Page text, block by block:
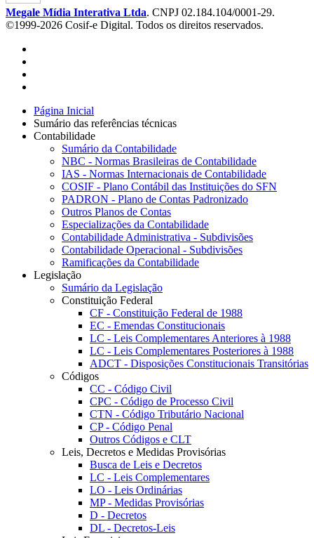
Megale Mídia Interativa Ltda. CNPJ 02.184.104/0001-29.
©1999-2026 Cosif-e Digital. Todos os direitos reservados.
Página Inicial
Sumário das referências técnicas
Contabilidade
Sumário da Contabilidade
NBC - Normas Brasileiras de Contabilidade
IAS - Normas Internacionais de Contabilidade
COSIF - Plano Contábil das Instituições do SFN
PADRON - Plano de Contas Padronizado
Outros Planos de Contas
Especializações da Contabilidade
Contabilidade Administrativa - Subdivisões
Contabilidade Operacional - Subdivisões
Ramificações da Contabilidade
Legislação
Sumário da Legislação
Constituição Federal
CF - Constituição Federal de 1988
EC - Emendas Constitucionais
LC - Leis Complementares Anteriores à 1988
LC - Leis Complementares Posteriores à 1988
ADCT - Disposições Constitucionais Transitórias
Códigos
CC - Código Civil
CPC - Código de Processo Civil
CTN - Código Tributário Nacional
CP - Código Penal
Outros Códigos e CLT
Leis, Decretos e Medidas Provisórias
Busca de Leis e Decretos
LC - Leis Complementares
LO - Leis Ordinárias
MP - Medidas Provisórias
D - Decretos
DL - Decretos-Leis